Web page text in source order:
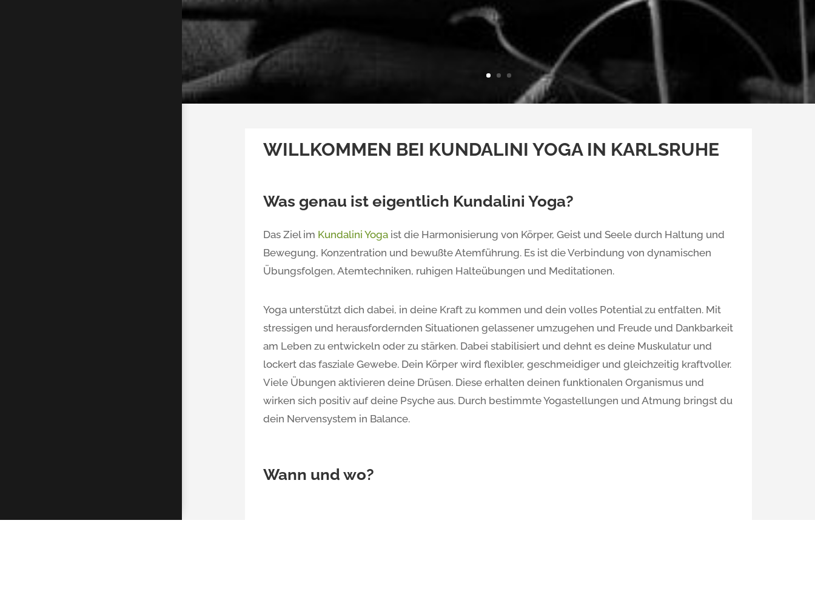
WILLKOMMEN BEI KUNDALINI YOGA IN KARLSRUHE
Was genau ist eigentlich Kundalini Yoga?
Das Ziel im Kundalini Yoga ist die Harmonisierung von Körper, Geist und Seele durch Haltung und
Bewegung, Konzentration und bewußte Atemführung. Es ist die Verbindung von dynamischen
Übungsfolgen, Atemtechniken, ruhigen Halteübungen und Meditationen.
Yoga unterstützt dich dabei, in deine Kraft zu kommen und dein volles Potential zu entfalten. Mit
stressigen und herausfordernden Situationen gelassener umzugehen und Freude und Dankbarkeit
am Leben zu entwickeln oder zu stärken. Dabei stabilisiert und dehnt es deine Muskulatur und
lockert das fasziale Gewebe. Dein Körper wird flexibler, geschmeidiger und gleichzeitig kraftvoller.
Viele Übungen aktivieren deine Drüsen. Diese erhalten deinen funktionalen Organismus und
wirken sich positiv auf deine Psyche aus. Durch bestimmte Yogastellungen und Atmung bringst du
dein Nervensystem in Balance.
Wann und wo?